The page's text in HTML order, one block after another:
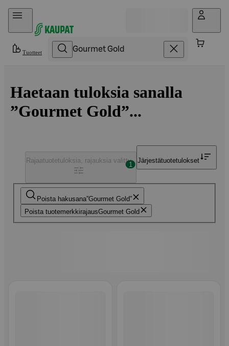
Hyppää sisältöön
Tuotteet
Haetaan tuloksia sanalla
”Gourmet Gold”...
Poista hakusana Gourmet Gold
Poista tuotemerkkirajausGourmet Gold
Rajaatuotetuloksia, rajauksia valittu
1
Järjestätuotetulokset